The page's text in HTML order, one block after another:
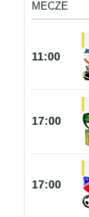
MECZE
11:00
17:00
17:00